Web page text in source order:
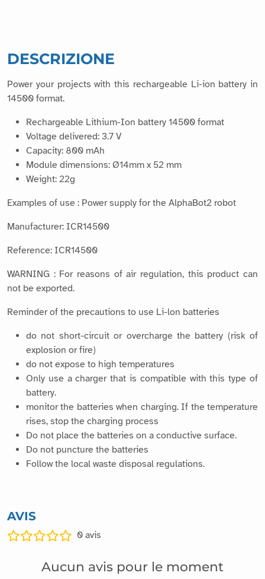
DESCRIZIONE
Power your projects with this rechargeable Li-ion battery in
14500 format.
Rechargeable Lithium-Ion battery 14500 format
Voltage delivered: 3.7 V
Capacity: 800 mAh
Module dimensions: Ø14mm x 52 mm
Weight: 22g
Examples of use : Power supply for the AlphaBot2 robot
Manufacturer: ICR14500
Reference: ICR14500
WARNING : For reasons of air regulation, this product can
not be exported.
Reminder of the precautions to use Li-lon batteries
do not short-circuit or overcharge the battery (risk of
explosion or fire)
do not expose to high temperatures
Only use a charger that is compatible with this type of
battery.
monitor the batteries when charging. If the temperature
rises, stop the charging process
Do not place the batteries on a conductive surface.
Do not puncture the batteries
Follow the local waste disposal regulations.
AVIS
0 avis
Aucun avis pour le moment